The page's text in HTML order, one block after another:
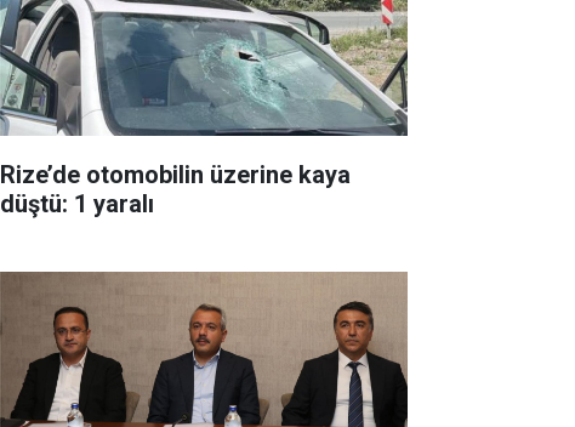
Rize’de otomobilin üzerine kaya
düştü: 1 yaralı